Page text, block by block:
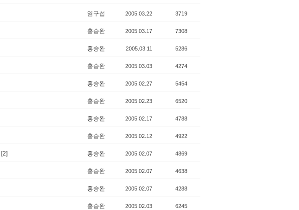
염구섭 2005.03.22 3719
홍승완 2005.03.17 7308
홍승완 2005.03.11 5286
홍승완 2005.03.03 4274
홍승완 2005.02.27 5454
홍승완 2005.02.23 6520
홍승완 2005.02.17 4788
홍승완 2005.02.12 4922
[2] 홍승완 2005.02.07 4869
홍승완 2005.02.07 4638
홍승완 2005.02.07 4288
홍승완 2005.02.03 6245